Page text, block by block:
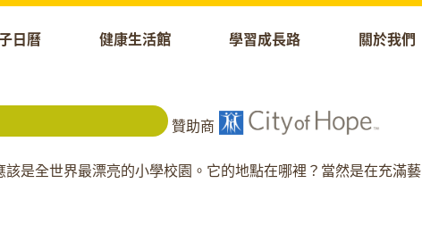
日曆 健康生活館 學習成長路 關於我們
贊助商
是全世界最漂亮的小學校園。它的地點在哪裡？當然是在充滿藝